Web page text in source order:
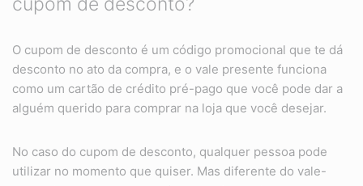
O cupom de desconto é um código promocional que te dá
desconto no ato da compra, e o vale presente funciona
como um cartão de crédito pré-pago que você pode dar a
alguém querido para comprar na loja que você desejar.
No caso do cupom de desconto, qualquer pessoa pode
utilizar no momento que quiser. Mas diferente do vale-